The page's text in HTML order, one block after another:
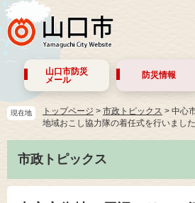
山口市防災
メール
防災情報
現在地 トップページ > 市政トピックス > 中心
地域おこし協力隊の着任式を行いました
市政トピックス